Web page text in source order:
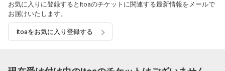
お気に入りに登録するとItoaのチケットに関連する最新情報をメールで
お届けいたします。
Itoaをお気に入り登録する